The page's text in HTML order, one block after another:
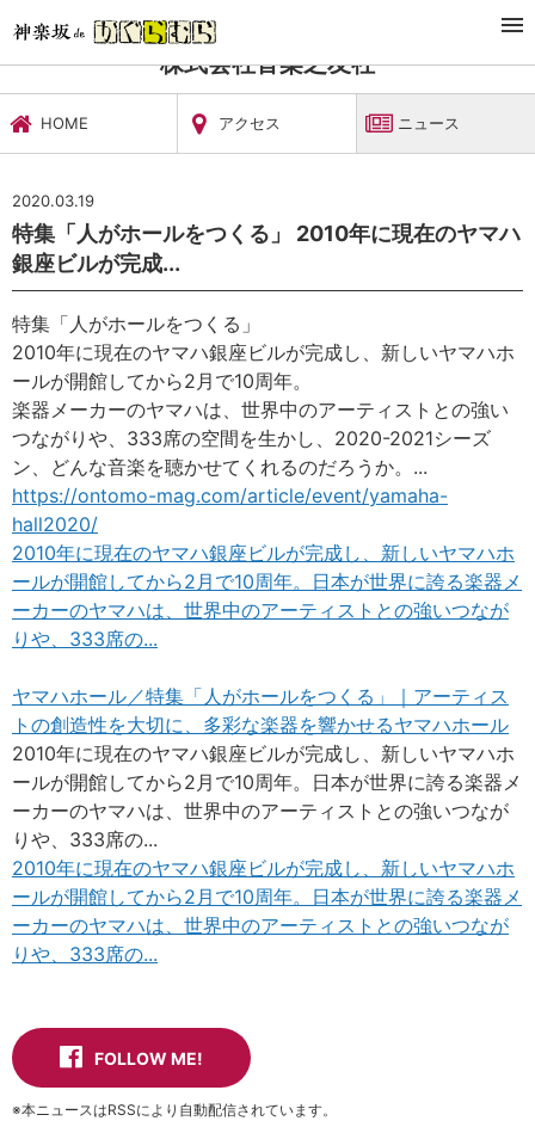
文化施設・ギャラリー
株式会社音楽之友社
HOME アクセス ニュース
2020.03.19
特集「人がホールをつくる」 2010年に現在のヤマハ
銀座ビルが完成...
特集「人がホールをつくる」
2010年に現在のヤマハ銀座ビルが完成し、新しいヤマハホ
ールが開館してから2月で10周年。
楽器メーカーのヤマハは、世界中のアーティストとの強い
つながりや、333席の空間を生かし、2020-2021シーズ
ン、どんな音楽を聴かせてくれるのだろうか。 ...
https://ontomo-mag.com/article/event/yamaha-
hall2020/
2010年に現在のヤマハ銀座ビルが完成し、新しいヤマハホ
ールが開館してから2月で10周年。日本が世界に誇る楽器メ
ーカーのヤマハは、世界中のアーティストとの強いつなが
りや、333席の...
ヤマハホール／特集「人がホールをつくる」｜アーティス
トの創造性を大切に、多彩な楽器を響かせるヤマハホール
2010年に現在のヤマハ銀座ビルが完成し、新しいヤマハホ
ールが開館してから2月で10周年。日本が世界に誇る楽器メ
ーカーのヤマハは、世界中のアーティストとの強いつなが
りや、333席の...
2010年に現在のヤマハ銀座ビルが完成し、新しいヤマハホ
ールが開館してから2月で10周年。日本が世界に誇る楽器メ
ーカーのヤマハは、世界中のアーティストとの強いつなが
りや、333席の...
FOLLOW ME!
※本ニュースはRSSにより自動配信されています。